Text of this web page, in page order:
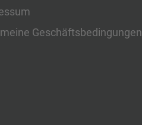
Geschäftsbedingungen